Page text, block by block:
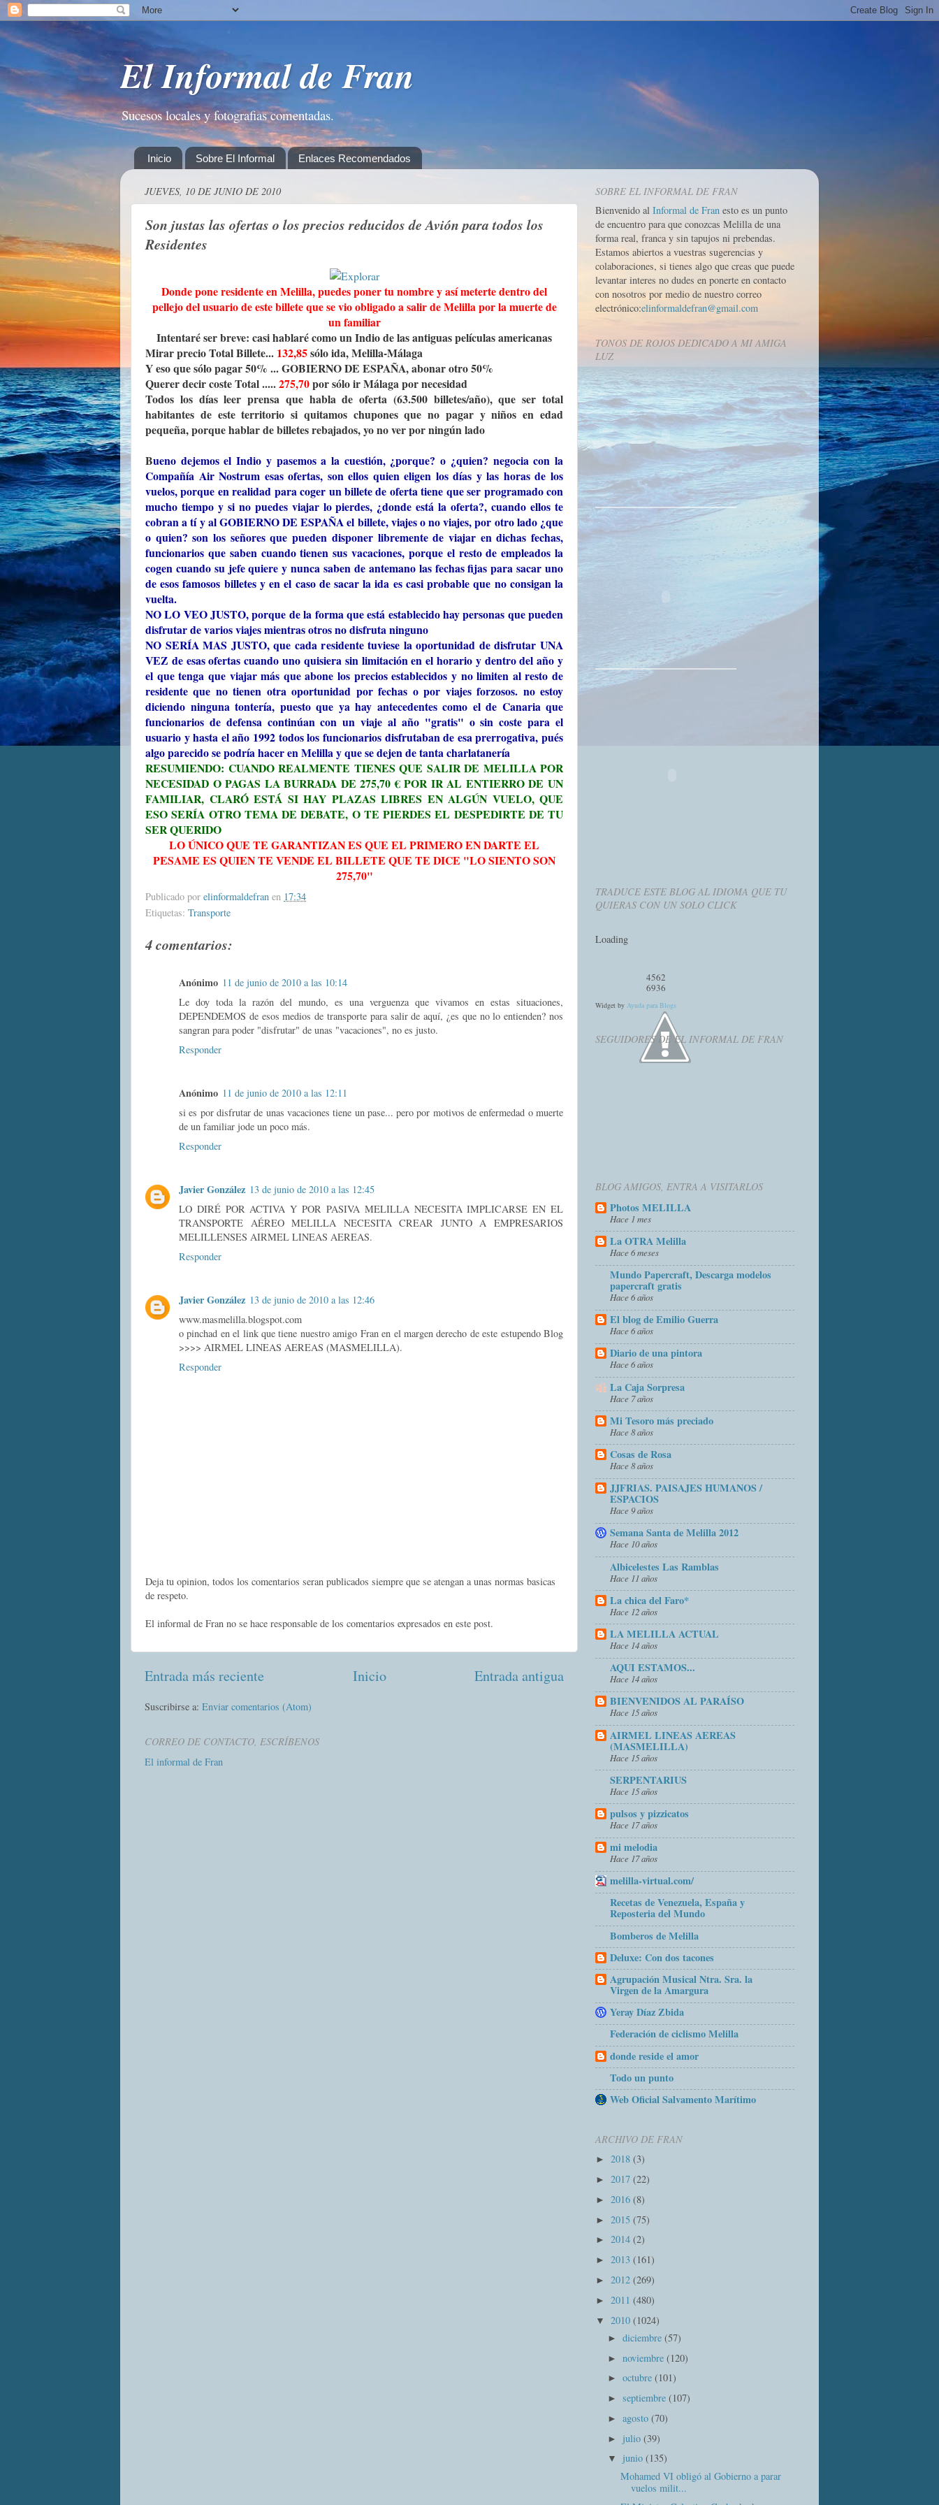
El Informal de Fran
Sucesos locales y fotografias comentadas.
Inicio Sobre El Informal Enlaces Recomendados
JUEVES, 10 DE JUNIO DE 2010
Son justas las ofertas o los precios reducidos de Avión para todos los
Residentes
Donde pone residente en Melilla, puedes poner tu nombre y así meterte dentro del
pellejo del usuario de este billete que se vio obligado a salir de Melilla por la muerte de
un familiar
Intentaré ser breve: casi hablaré como un Indio de las antiguas películas americanas
Mirar precio Total Billete... 132,85sólo ida, Melilla-Málaga
Y eso que sólo pagar 50% ... GOBIERNO DE ESPAÑA, abonar otro 50%
Querer decir coste Total .....275,70por sólo ir Málaga por necesidad
Todos los días leer prensa que habla de oferta (63.500 billetes/año), que ser total
habitantes de este territorio si quitamos chupones que no pagar y niños en edad
pequeña, porque hablar de billetes rebajados, yo no ver por ningún lado
Bueno dejemos el Indio y pasemos a la cuestión, ¿porque? o ¿quien? negocia con la
Compañía Air Nostrum esas ofertas, son ellos quien eligen los días y las horas de los
vuelos, porque en realidad para coger un billete de oferta tiene que ser programado con
mucho tiempo y si no puedes viajar lo pierdes, ¿donde está la oferta?, cuando ellos te
cobran a tí y al GOBIERNO DE ESPAÑA el billete, viajes o no viajes, por otro lado ¿que
o quien? son los señores que pueden disponer libremente de viajar en dichas fechas,
funcionarios que saben cuando tienen sus vacaciones, porque el resto de empleados la
cogen cuando su jefe quiere y nunca saben de antemano las fechas fijas para sacar uno
de esos famosos billetes y en el caso de sacar la ida es casi probable que no consigan la
vuelta.
NO LO VEO JUSTO, porque de la forma que está establecido hay personas que pueden
disfrutar de varios viajes mientras otros no disfruta ninguno
NO SERÍA MAS JUSTO, que cada residente tuviese la oportunidad de disfrutar UNA
VEZ de esas ofertas cuando uno quisiera sin limitación en el horario y dentro del año y
el que tenga que viajar más que abone los precios establecidos y no limiten al resto de
residente que no tienen otra oportunidad por fechas o por viajes forzosos. no estoy
diciendo ninguna tontería, puesto que ya hay antecedentes como el de Canaria que
funcionarios de defensa continúan con un viaje al año "gratis" o sin coste para el
usuario y hasta el año 1992 todos los funcionarios disfrutaban de esa prerrogativa, pués
algo parecido se podría hacer en Melilla y que se dejen de tanta charlatanería
RESUMIENDO: CUANDO REALMENTE TIENES QUE SALIR DE MELILLA POR
NECESIDAD O PAGAS LA BURRADA DE 275,70 € POR IR AL ENTIERRO DE UN
FAMILIAR, CLARÓ ESTÁ SI HAY PLAZAS LIBRES EN ALGÚN VUELO, QUE
ESO SERÍA OTRO TEMA DE DEBATE, O TE PIERDES EL DESPEDIRTE DE TU
SER QUERIDO
LO ÚNICO QUE TE GARANTIZAN ES QUE EL PRIMERO EN DARTE EL
PESAME ES QUIEN TE VENDE EL BILLETE QUE TE DICE "LO SIENTO SON
275,70"
Publicado por elinformaldefran en 17:34
Etiquetas: Transporte
4 comentarios:
Anónimo 11 de junio de 2010 a las 10:14
Le doy toda la razón del mundo, es una verguenza que vivamos en estas situaciones,
DEPENDEMOS de esos medios de transporte para salir de aquí, ¿es que no lo entienden? nos
sangran para poder "disfrutar" de unas "vacaciones", no es justo.
Responder
Anónimo 11 de junio de 2010 a las 12:11
si es por disfrutar de unas vacaciones tiene un pase... pero por motivos de enfermedad o muerte
de un familiar jode un poco más.
Responder
Javier González 13 de junio de 2010 a las 12:45
LO DIRÉ POR ACTIVA Y POR PASIVA MELILLA NECESITA IMPLICARSE EN EL
TRANSPORTE AÉREO MELILLA NECESITA CREAR JUNTO A EMPRESARIOS
MELILLENSES AIRMEL LINEAS AEREAS.
Responder
Javier González 13 de junio de 2010 a las 12:46
www.masmelilla.blogspot.com
o pinchad en el link que tiene nuestro amigo Fran en el margen derecho de este estupendo Blog
>>>> AIRMEL LINEAS AEREAS (MASMELILLA).
Responder
Deja tu opinion, todos los comentarios seran publicados siempre que se atengan a unas normas basicas
de respeto.
El informal de Fran no se hace responsable de los comentarios expresados en este post.
Entrada más reciente Entrada antigua
Inicio
Suscribirse a: Enviar comentarios (Atom)
CORREO DE CONTACTO, ESCRÍBENOS
El informal de Fran
SOBRE EL INFORMAL DE FRAN
Bienvenido al Informal de Fran esto es un punto
de encuentro para que conozcas Melilla de una
forma real, franca y sin tapujos ni prebendas.
Estamos abiertos a vuestras sugerencias y
colaboraciones, si tienes algo que creas que puede
levantar interes no dudes en ponerte en contacto
con nosotros por medio de nuestro correo
electrónico:elinformaldefran@gmail.com
TONOS DE ROJOS DEDICADO A MI AMIGA
LUZ
TRADUCE ESTE BLOG AL IDIOMA QUE TU
QUIERAS CON UN SOLO CLICK
Loading
4562
6936
Widget by Ayuda para Blogs
SEGUIDORES DE EL INFORMAL DE FRAN
BLOG AMIGOS, ENTRA A VISITARLOS
Photos MELILLA
Hace 1 mes
La OTRA Melilla
Hace 6 meses
Mundo Papercraft, Descarga modelos
papercraft gratis
Hace 6 años
El blog de Emilio Guerra
Hace 6 años
Diario de una pintora
Hace 6 años
La Caja Sorpresa
Hace 7 años
Mi Tesoro más preciado
Hace 8 años
Cosas de Rosa
Hace 8 años
JJFRIAS. PAISAJES HUMANOS /
ESPACIOS
Hace 9 años
Semana Santa de Melilla 2012
Hace 10 años
Albicelestes Las Ramblas
Hace 11 años
La chica del Faro*
Hace 12 años
LA MELILLA ACTUAL
Hace 14 años
AQUI ESTAMOS...
Hace 14 años
BIENVENIDOS AL PARAÍSO
Hace 15 años
AIRMEL LINEAS AEREAS
(MASMELILLA)
Hace 15 años
SERPENTARIUS
Hace 15 años
pulsos y pizzicatos
Hace 17 años
mi melodia
Hace 17 años
melilla-virtual.com/
Recetas de Venezuela, España y
Reposteria del Mundo
Bomberos de Melilla
Deluxe: Con dos tacones
Agrupación Musical Ntra. Sra. la
Virgen de la Amargura
Yeray Díaz Zbida
Federación de ciclismo Melilla
donde reside el amor
Todo un punto
Web Oficial Salvamento Marítimo
ARCHIVO DE FRAN
► 2018 (3)
► 2017 (22)
► 2016 (8)
► 2015 (75)
► 2014 (2)
► 2013 (161)
► 2012 (269)
► 2011 (480)
▼ 2010 (1024)
►diciembre(57)
►noviembre(120)
►octubre(101)
►septiembre(107)
►agosto(70)
► julio(39)
▼ junio(135)
Mohamed VI obligó al Gobierno a parar
vuelos milit...